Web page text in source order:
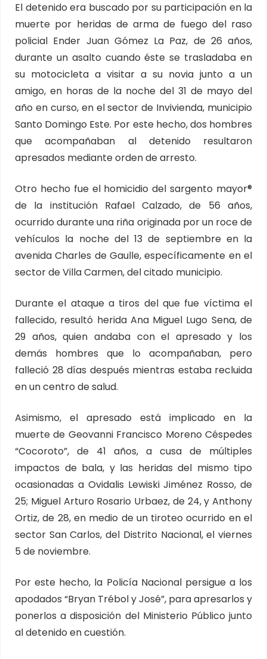
El detenido era buscado por su participación en la
muerte por heridas de arma de fuego del raso
policial Ender Juan Gómez La Paz, de 26 años,
durante un asalto cuando éste se trasladaba en
su motocicleta a visitar a su novia junto a un
amigo, en horas de la noche del 31 de mayo del
año en curso, en el sector de Invivienda, municipio
Santo Domingo Este. Por este hecho, dos hombres
que acompañaban al detenido resultaron
apresados mediante orden de arresto.
Otro hecho fue el homicidio del sargento mayor®
de la institución Rafael Calzado, de 56 años,
ocurrido durante una riña originada por un roce de
vehículos la noche del 13 de septiembre en la
avenida Charles de Gaulle, específicamente en el
sector de Villa Carmen, del citado municipio.
Durante el ataque a tiros del que fue víctima el
fallecido, resultó herida Ana Miguel Lugo Sena, de
29 años, quien andaba con el apresado y los
demás hombres que lo acompañaban, pero
falleció 28 días después mientras estaba recluida
en un centro de salud.
Asimismo, el apresado está implicado en la
muerte de Geovanni Francisco Moreno Céspedes
“Cocoroto”, de 41 años, a cusa de múltiples
impactos de bala, y las heridas del mismo tipo
ocasionadas a Ovidalis Lewiski Jiménez Rosso, de
25; Miguel Arturo Rosario Urbaez, de 24, y Anthony
Ortiz, de 28, en medio de un tiroteo ocurrido en el
sector San Carlos, del Distrito Nacional, el viernes
5 de noviembre.
Por este hecho, la Policía Nacional persigue a los
apodados “Bryan Trébol y José”, para apresarlos y
ponerlos a disposición del Ministerio Público junto
al detenido en cuestión.